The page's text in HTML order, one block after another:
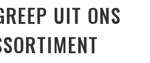
UIT ONS